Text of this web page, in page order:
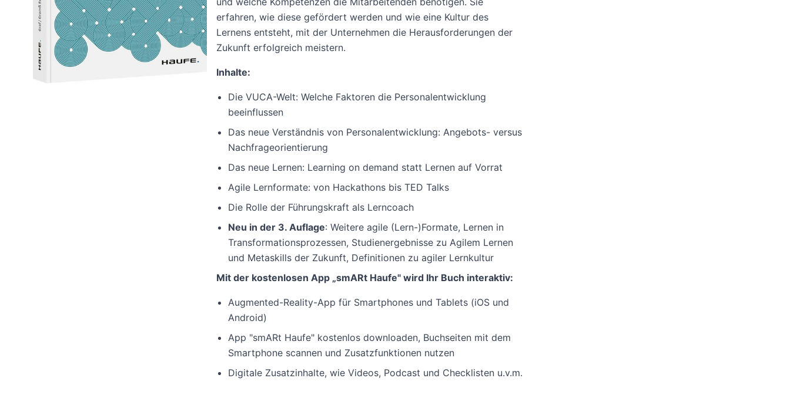
erfahren, wie diese gefördert werden und wie eine Kultur des
Lernens entsteht, mit der Unternehmen die Herausforderungen der
Zukunft erfolgreich meistern.
Inhalte:
Die VUCA-Welt: Welche Faktoren die Personalentwicklung
beeinflussen
Das neue Verständnis von Personalentwicklung: Angebots- versus
Nachfrageorientierung
Das neue Lernen: Learning on demand statt Lernen auf Vorrat
Agile Lernformate: von Hackathons bis TED Talks
Die Rolle der Führungskraft als Lerncoach
Neu in der 3. Auflage: Weitere agile (Lern-)Formate, Lernen in
Transformationsprozessen, Studienergebnisse zu Agilem Lernen
und Metaskills der Zukunft, Definitionen zu agiler Lernkultur
Mit der kostenlosen App „smARt Haufe" wird Ihr Buch interaktiv:
Augmented-Reality-App für Smartphones und Tablets (iOS und
Android)
App "smARt Haufe" kostenlos downloaden, Buchseiten mit dem
Smartphone scannen und Zusatzfunktionen nutzen
Digitale Zusatzinhalte, wie Videos, Podcast und Checklisten u.v.m.